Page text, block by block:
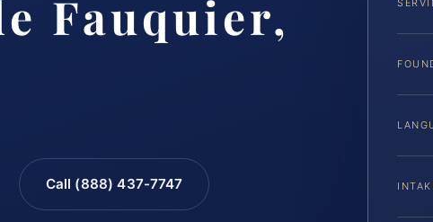
Fauquier,
Call (888) 437-7747